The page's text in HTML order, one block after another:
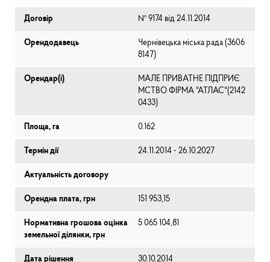
Договір № 9174 від 24.11.2014
Орендодавець
Чернівецька міська рада (⁨3606
8147⁩)
Орендар(і)
МАЛЕ ПРИВАТНЕ ПІДПРИЄ
МСТВО ФІРМА "АТЛАС"(2142
0433)
Площа, га 0.162
Термін дії 24.11.2014 - 26.10.2027
Актуальність договору
Орендна плата, грн 151 953,15
Нормативна грошова оцінка
земельної ділянки, грн
5 065 104,81
Дата рішення 30.10.2014